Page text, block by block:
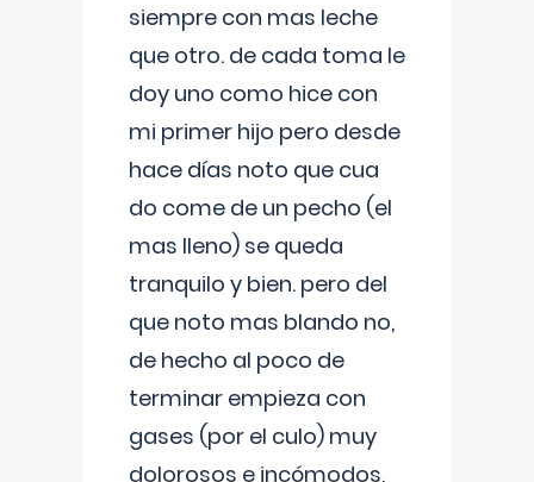
siempre con mas leche
que otro. de cada toma le
doy uno como hice con
mi primer hijo pero desde
hace días noto que cua
do come de un pecho (el
mas lleno) se queda
tranquilo y bien. pero del
que noto mas blando no,
de hecho al poco de
terminar empieza con
gases (por el culo) muy
dolorosos e incómodos,